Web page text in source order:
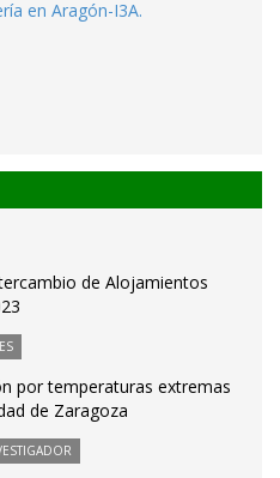
en Aragón-I3A.
de Alojamientos
por temperaturas extremas
de Zaragoza